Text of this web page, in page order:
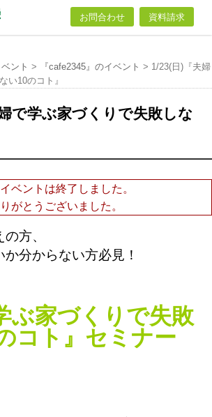
お問合わせ 資料請求
ント > 『cafe2345』のイベント > 1/23(日)『夫婦
い10のコト』
で学ぶ家づくりで失敗しな
ベントは終了しました。
がとうございました。
方、
分からない方必見！
ぶ家づくりで失敗
コト』 セミナー